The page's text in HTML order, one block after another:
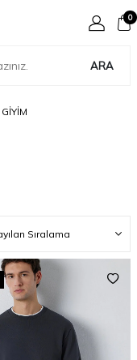
ARA
0
GIYIM